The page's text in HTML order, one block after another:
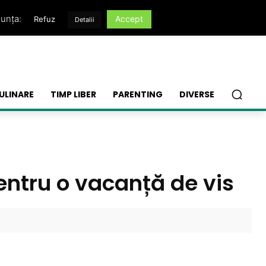
TIMP LIBER PARENTING DIVERSE
o vacanță de vis
Refuz Detalii Accept